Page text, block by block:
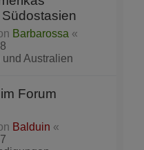
Barbarossa «
Australien
Forum
Balduin «